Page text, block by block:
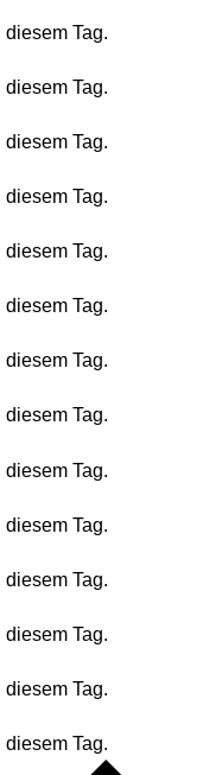
Tag.
Tag.
Tag.
Tag.
Tag.
Tag.
Tag.
Tag.
Tag.
Tag.
Tag.
Tag.
Tag.
Tag.